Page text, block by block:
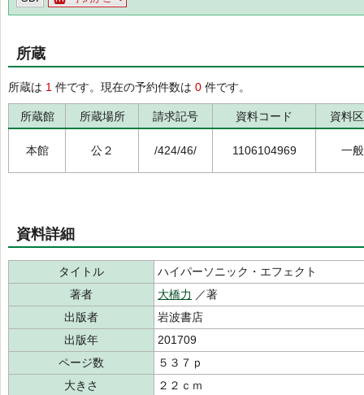
所蔵
所蔵は 1 件です。現在の予約件数は 0 件です。
所蔵館 所蔵場所 請求記号 資料コード 資料
本館 公２ /424/46/ 1106104969 一般
資料詳細
タイトル
ハイパーソニック・エフェクト
著者
大橋力 ／著
出版者
岩波書店
出版年
201709
ページ数
５３７ｐ
大きさ
２２ｃｍ